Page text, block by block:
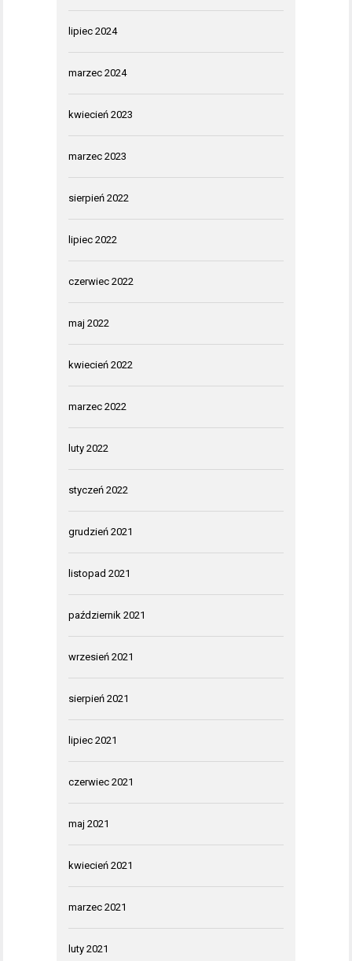
lipiec 2024
marzec 2024
kwiecień 2023
marzec 2023
sierpień 2022
lipiec 2022
czerwiec 2022
maj 2022
kwiecień 2022
marzec 2022
luty 2022
styczeń 2022
grudzień 2021
listopad 2021
październik 2021
wrzesień 2021
sierpień 2021
lipiec 2021
czerwiec 2021
maj 2021
kwiecień 2021
marzec 2021
luty 2021